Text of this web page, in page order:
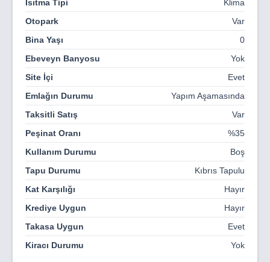
Isıtma Tipi
Klima
Otopark
Var
Bina Yaşı
0
Ebeveyn Banyosu
Yok
Site İçi
Evet
Emlağın Durumu
Yapım Aşamasında
Taksitli Satış
Var
Peşinat Oranı
%35
Kullanım Durumu
Boş
Tapu Durumu
Kıbrıs Tapulu
Kat Karşılığı
Hayır
Krediye Uygun
Hayır
Takasa Uygun
Evet
Kiracı Durumu
Yok